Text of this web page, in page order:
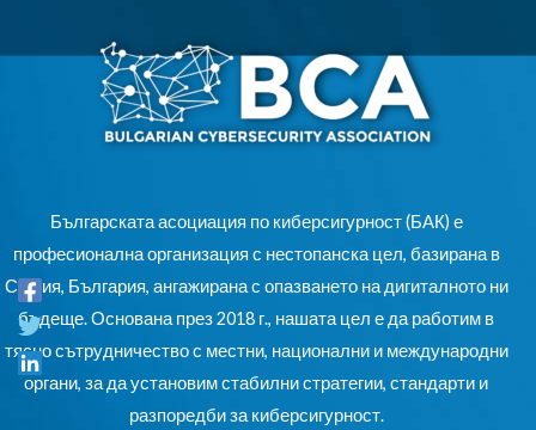
Българската асоциация по киберсигурност (БАК) е
професионална организация с нестопанска цел, базирана в
София, България, ангажирана с опазването на дигиталното ни
бъдеще. Основана през 2018 г., нашата цел е да работим в
тясно сътрудничество с местни, национални и международни
органи, за да установим стабилни стратегии, стандарти и
разпоредби за киберсигурност.